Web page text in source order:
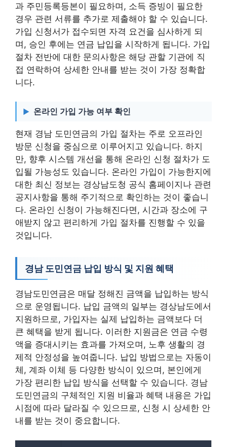
과 주민등록등본이 필요하며, 소득 증빙이 필요한
경우 관련 서류를 추가로 제출해야 할 수 있습니다.
가입 신청서가 접수되면 자격 요건을 심사하게 되
며, 승인 후에는 연금 납입을 시작하게 됩니다. 가입
절차 전반에 대한 문의사항은 해당 관할 기관에 직
접 연락하여 상세한 안내를 받는 것이 가장 정확합
니다.
온라인 가입 가능 여부 확인
현재 경남 도민연금의 가입 절차는 주로 오프라인
방문 신청을 중심으로 이루어지고 있습니다. 하지
만, 향후 시스템 개선을 통해 온라인 신청 절차가 도
입될 가능성도 있습니다. 온라인 가입이 가능한지에
대한 최신 정보는 경상남도청 공식 홈페이지나 관련
공지사항을 통해 주기적으로 확인하는 것이 좋습니
다. 온라인 신청이 가능해진다면, 시간과 장소에 구
애받지 않고 편리하게 가입 절차를 진행할 수 있을
것입니다.
경남 도민연금 납입 방식 및 지원 혜택
경남도민연금은 매달 정해진 금액을 납입하는 방식
으로 운영됩니다. 납입 금액의 일부는 경상남도에서
지원하므로, 가입자는 실제 납입하는 금액보다 더
큰 혜택을 받게 됩니다. 이러한 지원금은 연금 수령
액을 증대시키는 효과를 가져오며, 노후 생활의 경
제적 안정성을 높여줍니다. 납입 방법으로는 자동이
체, 계좌 이체 등 다양한 방식이 있으며, 본인에게
가장 편리한 납입 방식을 선택할 수 있습니다. 경남
도민연금의 구체적인 지원 비율과 혜택 내용은 가입
시점에 따라 달라질 수 있으므로, 신청 시 상세한 안
내를 받는 것이 중요합니다.